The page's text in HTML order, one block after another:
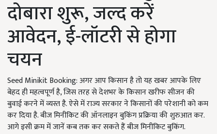
दोबारा शुरू, जल्द करें
आवेदन, ई-लॉटरी से होगा
चयन
Seed Minikit Booking: अगर आप किसान है तो यह खबर आपके लिए
बेहद ही महत्वपूर्ण है, जिस तरह से देशभर के किसान खरीफ सीजन की
बुवाई करने में व्यस्त है. ऐसे में राज्य सरकार ने किसानों की परेशानी को कम
कर दिया है. बीज मिनीकिट की ऑनलाइन बुकिंग प्रक्रिया की शुरुआत कर.
आगे इसी क्रम में जानें कब तक कर सकते हैं बीज मिनीकिट बुकिंग.